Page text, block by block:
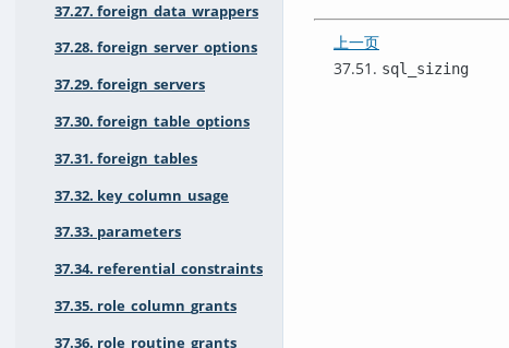
37.27. foreign_data_wrappers
37.28. foreign_server_options
37.29. foreign_servers
37.30. foreign_table_options
37.31. foreign_tables
37.32. key_column_usage
37.33. parameters
37.34. referential_constraints
37.35. role_column_grants
37.36. role_routine_grants
上一页
37.51. sql_sizing